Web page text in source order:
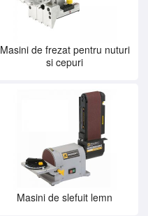
Masini de frezat pentru nuturi
si cepuri
Masini de slefuit lemn